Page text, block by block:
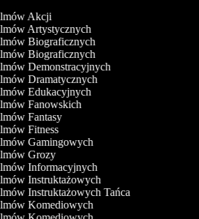
Akcji
Artystycznych
Biograficznych
Biograficznych
Demonstracyjnych
Dramatycznych
Edukacyjnych
Fanowskich
Fantasy
Fitness
Gamingowych
Grozy
Informacyjnych
Instruktażowych
Instruktażowych Tańca
Komediowych